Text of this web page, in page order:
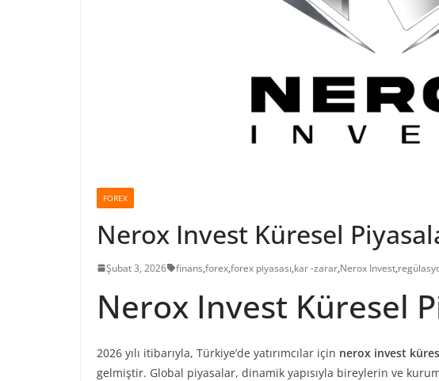
FOREX
Nerox Invest Küresel
Şubat 3, 2026 finans,forex,forex piyasası,kar -zarar,Nerox Invest,
Nerox Invest Küresel
2026 yılı itibarıyla, Türkiye’de yatırımcılar için nerox invest
gelmiştir. Global piyasalar, dinamik yapısıyla bireylerin ve